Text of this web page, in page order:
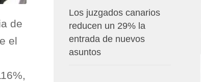
de
el
Los juzgados canarios
reducen un 29% la
entrada de nuevos
asuntos